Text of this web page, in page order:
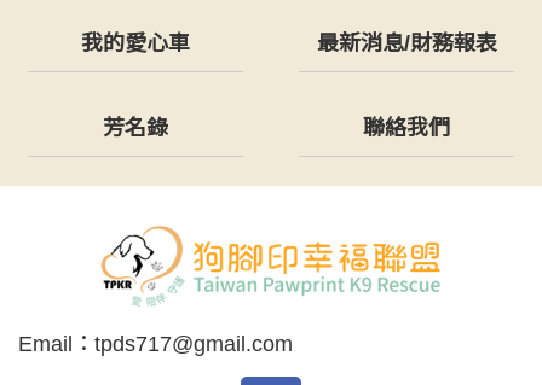
我的愛心車 最新消息/財務報表
芳名錄 聯絡我們
Email： tpds717@gmail.com